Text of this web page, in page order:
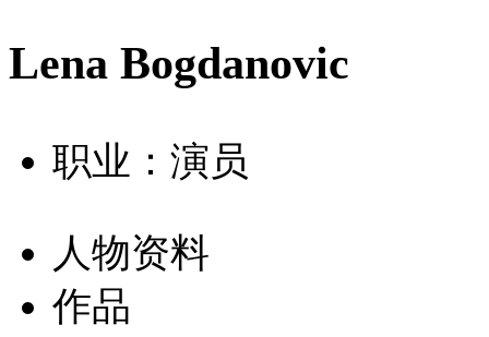
Lena Bogdanovic
职业：演员
人物资料
作品